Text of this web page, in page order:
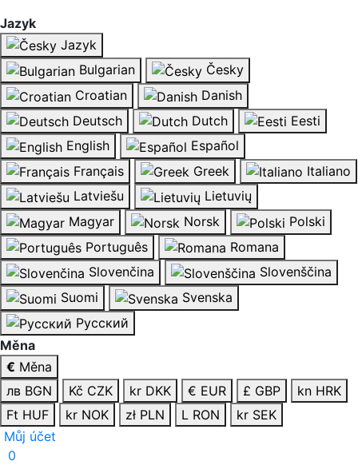
Jazyk
Jazyk
Bulgarian
Česky
Croatian
Danish
Deutsch
Dutch
Eesti
English
Español
Français
Greek
Italiano
Latviešu
Lietuvių
Magyar
Norsk
Polski
Português
Romana
Slovenčina
Slovenščina
Suomi
Svenska
Русский
Měna
€ Měna
лв BGN
Kč CZK kr DKK € EUR £ GBP
kn HRK
Ft HUF
kr NOK zł PLN L RON
kr SEK
Můj účet
0